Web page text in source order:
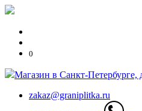
0
Магазин в Санкт-Петербурге,
zakaz@graniplitka.ru